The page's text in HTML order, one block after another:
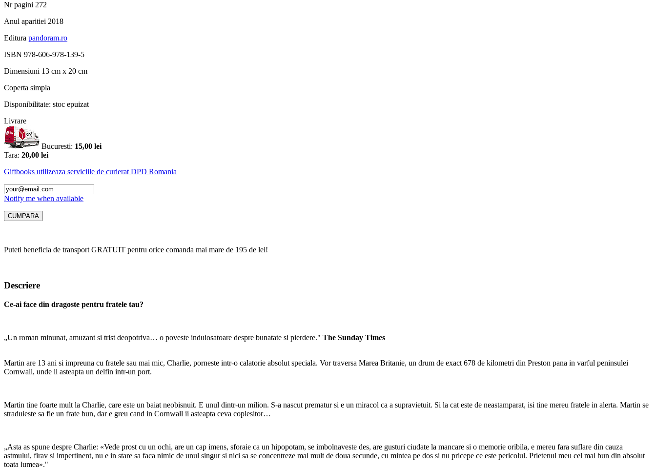
Nr pagini 272
Anul aparitiei 2018
Editura pandoram.ro
ISBN 978-606-978-139-5
Dimensiuni 13 cm x 20 cm
Coperta simpla
Disponibilitate: stoc epuizat
Livrare
Bucuresti: 15,00 lei
Tara: 20,00 lei
Giftbooks utilizeaza serviciile de curierat DPD Romania
Notify me when available
Puteti beneficia de transport GRATUIT pentru orice comanda mai mare de 195 de lei!
Descriere
Ce-ai face din dragoste pentru fratele tau?
„Un roman minunat, amuzant si trist deopotriva… o poveste induiosatoare despre bunatate si pierdere." The Sunday Times
Martin are 13 ani si impreuna cu fratele sau mai mic, Charlie, porneste intr-o calatorie absolut speciala. Vor traversa Marea Britanie, un drum de exact 678 de kilometri din Preston pana in varful peninsulei
Cornwall, unde ii asteapta un delfin intr-un port.
Martin tine foarte mult la Charlie, care este un baiat neobisnuit. E unul dintr-un milion. S-a nascut prematur si e un miracol ca a supravietuit. Si la cat este de neastamparat, isi tine mereu fratele in alerta. Martin se
straduieste sa fie un frate bun, dar e greu cand in Cornwall ii asteapta ceva coplesitor…
„Asta as spune despre Charlie: «Vede prost cu un ochi, are un cap imens, sforaie ca un hipopotam, se imbolnaveste des, are gusturi ciudate la mancare si o memorie oribila, e mereu fara suflare din cauza
astmului, firav si impertinent, nu e in stare sa faca nimic de unul singur si nici sa se concentreze mai mult de doua secunde, cu mintea pe dos si nu pricepe ce este pericolul. Prietenul meu cel mai bun din absolut
toata lumea»."